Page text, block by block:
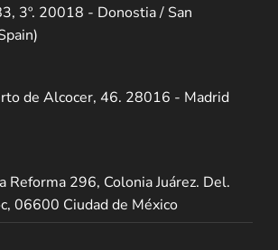
3º. 20018 - Donostia / San
de Alcocer, 46. 28016 - Madrid
Reforma 296, Colonia Juárez. Del.
06600 Ciudad de México